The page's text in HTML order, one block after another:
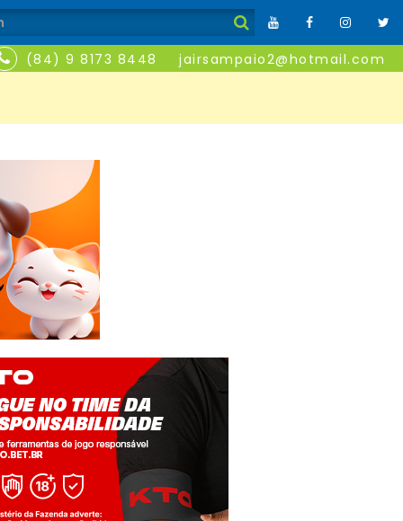
(84) 9 8173 8448 jairsampaio2@hotmail.com